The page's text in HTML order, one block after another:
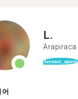
L.
Arapiraca
format_quote